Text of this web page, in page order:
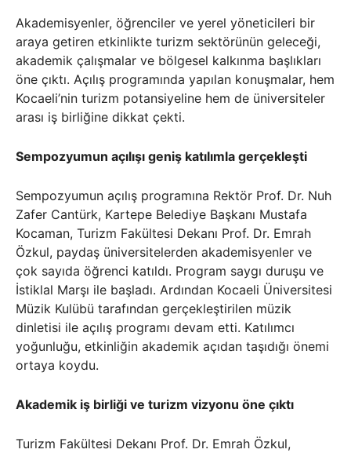
Akademisyenler, öğrenciler ve yerel yöneticileri bir
araya getiren etkinlikte turizm sektörünün geleceği,
akademik çalışmalar ve bölgesel kalkınma başlıkları
öne çıktı. Açılış programında yapılan konuşmalar, hem
Kocaeli’nin turizm potansiyeline hem de üniversiteler
arası iş birliğine dikkat çekti.
Sempozyumun açılışı geniş katılımla gerçekleşti
Sempozyumun açılış programına Rektör Prof. Dr. Nuh
Zafer Cantürk, Kartepe Belediye Başkanı Mustafa
Kocaman, Turizm Fakültesi Dekanı Prof. Dr. Emrah
Özkul, paydaş üniversitelerden akademisyenler ve
çok sayıda öğrenci katıldı. Program saygı duruşu ve
İstiklal Marşı ile başladı. Ardından Kocaeli Üniversitesi
Müzik Kulübü tarafından gerçekleştirilen müzik
dinletisi ile açılış programı devam etti. Katılımcı
yoğunluğu, etkinliğin akademik açıdan taşıdığı önemi
ortaya koydu.
Akademik iş birliği ve turizm vizyonu öne çıktı
Turizm Fakültesi Dekanı Prof. Dr. Emrah Özkul,